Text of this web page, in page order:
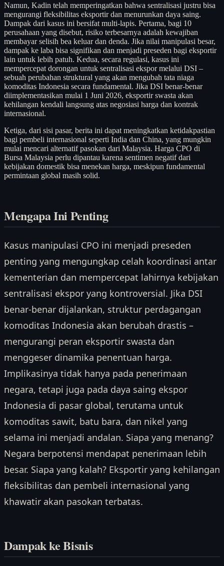
Namun, Kadin telah memperingatkan bahwa sentralisasi justru bisa
mengurangi fleksibilitas eksportir dan menurunkan daya saing.
Dampak dari kasus ini bersifat multi-lapis. Pertama, bagi 10
perusahaan yang disebut, risiko terbesarnya adalah kewajiban
membayar selisih bea keluar dan denda. Jika nilai manipulasi besar,
dampak ke laba bisa signifikan dan menjadi preseden bagi eksportir
lain untuk lebih patuh. Kedua, secara regulasi, kasus ini
mempercepat dorongan untuk sentralisasi ekspor melalui DSI –
sebuah perubahan struktural yang akan mengubah tata niaga
komoditas Indonesia secara fundamental. Jika DSI benar-benar
diimplementasikan mulai 1 Juni 2026, eksportir swasta akan
kehilangan kendali langsung atas negosiasi harga dan kontrak
internasional.
Ketiga, dari sisi pasar, berita ini dapat meningkatkan ketidakpastian
bagi pembeli internasional seperti India dan China, yang mungkin
mulai mencari alternatif pasokan dari Malaysia. Harga CPO di
Bursa Malaysia perlu dipantau karena sentimen negatif dari
kebijakan domestik bisa menekan harga, meskipun fundamental
permintaan global masih solid.
Mengapa Ini Penting
Kasus manipulasi CPO ini menjadi preseden
penting yang mengungkap celah koordinasi antar
kementerian dan mempercepat lahirnya kebijakan
sentralisasi ekspor yang kontroversial. Jika DSI
benar-benar dijalankan, struktur perdagangan
komoditas Indonesia akan berubah drastis –
mengurangi peran eksportir swasta dan
menggeser dinamika penentuan harga.
Implikasinya tidak hanya pada penerimaan
negara, tetapi juga pada daya saing ekspor
Indonesia di pasar global, terutama untuk
komoditas sawit, batu bara, dan nikel yang
selama ini menjadi andalan. Siapa yang menang?
Negara berpotensi mendapat penerimaan lebih
besar. Siapa yang kalah? Eksportir yang kehilangan
fleksibilitas dan pembeli internasional yang
khawatir akan pasokan terbatas.
Dampak ke Bisnis